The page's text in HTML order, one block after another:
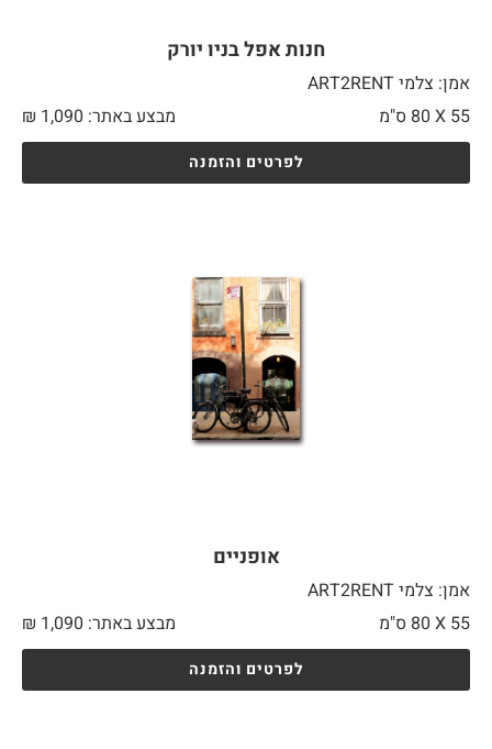
חנות אפל בניו יורק
אמן: צלמי ART2RENT
55 X
מבצע באתר: ₪ 1,090
לפרטים והזמנה
אופניים
אמן: צלמי ART2RENT
55 X
מבצע באתר: ₪ 1,090
לפרטים והזמנה